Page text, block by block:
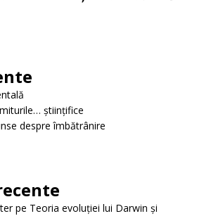
științifice
despre îmbătrânire
pe Teoria evoluției lui Darwin și